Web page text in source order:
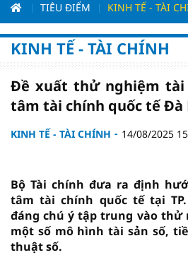
TIÊU ĐIỂM KINH TẾ - TÀI
KINH TẾ - TÀI CHÍNH
Đề xuất thử nghiệm tài
tâm tài chính quốc tế Đà
KINH TẾ - TÀI CHÍNH 14/08/2025
Bộ Tài chính đưa ra định
tâm tài chính quốc tế tại
đáng chú ý tập trung vào thử
một số mô hình tài sản số,
thuật số.